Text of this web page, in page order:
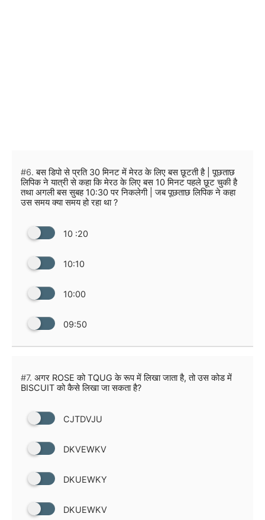
#6. बस डिपो से प्रति 30 मिनट में मेरठ के लिए बस छूटती है | पूछताछ
लिपिक ने यात्री से कहा कि मेरठ के लिए बस 10 मिनट पहले छूट चुकी है
तथा अगली बस सुबह 10:30 पर निकलेगी | जब पूछताछ लिपिक ने कहा
उस समय क्या समय हो रहा था ?
10 :20
10:10
10:00
09:50
#7. अगर ROSE को TQUG के रूप में लिखा जाता है, तो उस कोड में
BISCUIT को कैसे लिखा जा सकता है?
CJTDVJU
DKVEWKV
DKUEWKY
DKUEWKV